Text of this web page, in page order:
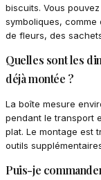
biscuits. Vous
symboliques,
de fleurs, des
Quelles sont les
déjà montée ?
La boîte mesure
pendant le transport
plat. Le montage est
outils
Puis-je